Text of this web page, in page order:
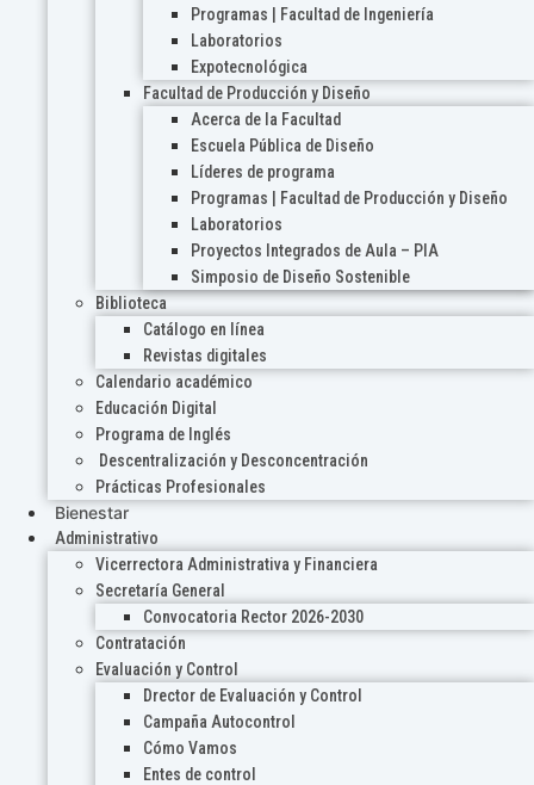
Programas | Facultad de Ingeniería
Laboratorios
Expotecnológica
Facultad de Producción y Diseño
Acerca de la Facultad
Escuela Pública de Diseño
Líderes de programa
Programas | Facultad de Producción y Diseño
Laboratorios
Proyectos Integrados de Aula – PIA
Simposio de Diseño Sostenible
Biblioteca
Catálogo en línea
Revistas digitales
Calendario académico
Educación Digital
Programa de Inglés
Descentralización y Desconcentración
Prácticas Profesionales
Bienestar
Administrativo
Vicerrectora Administrativa y Financiera
Secretaría General
Convocatoria Rector 2026-2030
Contratación
Evaluación y Control
Drector de Evaluación y Control
Campaña Autocontrol
Cómo Vamos
Entes de control